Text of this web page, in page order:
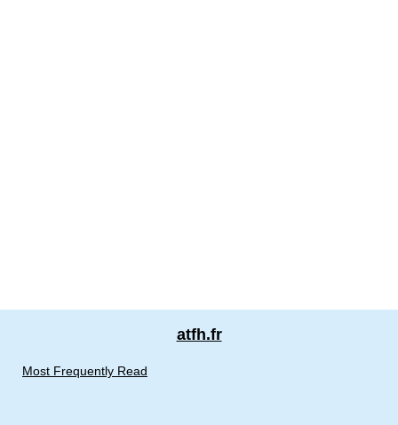
atfh.fr
Most Frequently Read